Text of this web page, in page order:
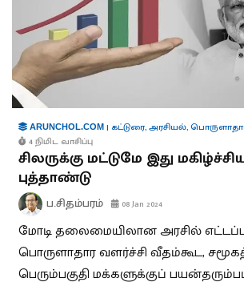
ARUNCHOL.COM | கட்டுரை,அரசியல்,
4 நிமிட வாசிப்பு
சிலருக்கு மட்டுமே இது
புத்தாண்டு
ப.சிதம்பரம் 08 Jan 2024
மோடி தலைமையிலான அரசில்
பொருளாதார வளர்ச்சி வீதம்கூட,
பெரும்பகுதி மக்களுக்குப்